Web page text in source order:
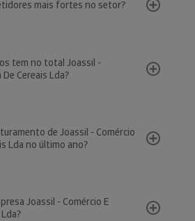
mais fortes no setor?
tem no total Joassil -
Cereais Lda?
de Joassil - Comércio
Lda no último ano?
Joassil - Comércio E